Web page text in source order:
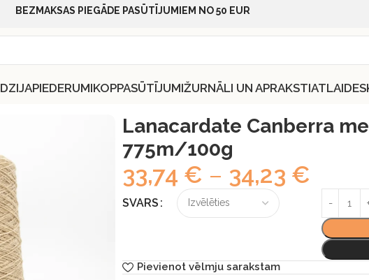
BEZMAKSAS PIEGĀDE PASŪTĪJUMIEM NO 50 EUR
DZIJAPIEDERUMIKOPPASŪTĪJUMIŽURNĀLI UN APRAKSTIATLAIDES
Lanacardate Canberra
775m/100g
33,74 € – 34,23 €
SVARS
Pievienot vēlmju sarakstam